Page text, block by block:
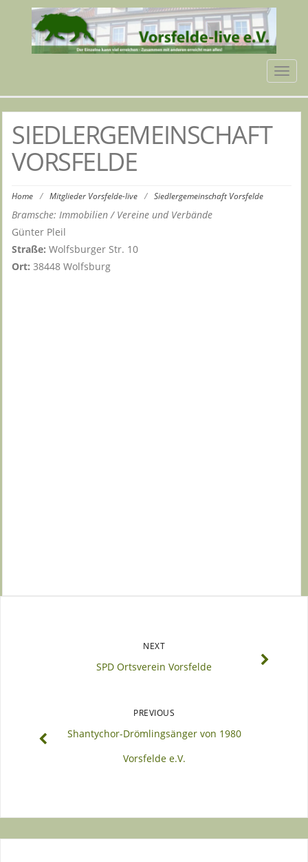
SIEDLERGEMEINSCHAFT
VORSFELDE
Home / Mitglieder Vorsfelde-live / Siedlergemeinschaft Vorsfelde
Bramsche: Immobilien / Vereine und Verbände
Günter Pleil
Straße:Wolfsburger Str. 10
Ort:38448 Wolfsburg
NEXT
SPD Ortsverein Vorsfelde
PREVIOUS
Shantychor-Drömlingsänger von 1980
Vorsfelde e.V.